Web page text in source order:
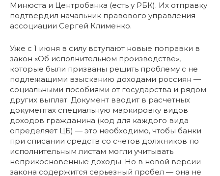
Минюста и Центробанка (есть у РБК). Их отправку
подтвердил начальник правового управления
ассоциации Сергей Клименко.
Уже с 1 июня в силу вступают новые поправки в
закон «Об исполнительном производстве»,
которые были призваны решить проблему с не
подлежащими взысканию доходами россиян —
социальными пособиями от государства и рядом
других выплат. Документ вводит в расчетных
документах специальную маркировку видов
доходов гражданина (код для каждого вида
определяет ЦБ) — это необходимо, чтобы банки
при списании средств со счетов должников по
исполнительным листам могли учитывать
неприкосновенные доходы. Но в новой версии
закона содержится серьезный пробел — она не